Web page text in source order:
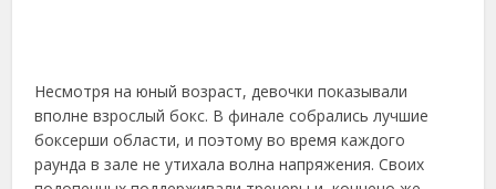
Несмотря на юный возраст, девочки показывали
вполне взрослый бокс. В финале собрались лучшие
боксерши области, и поэтому во время каждого
раунда в зале не утихала волна напряжения. Своих